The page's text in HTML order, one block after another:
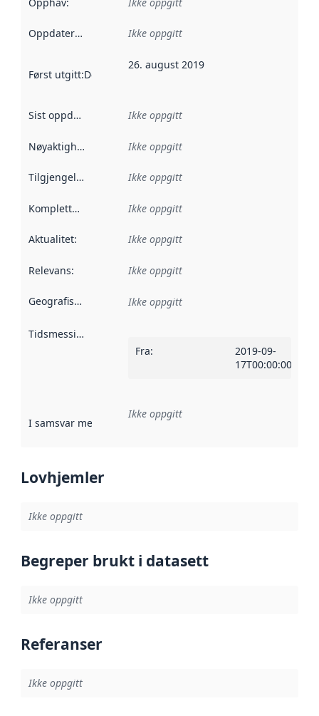
Oppdateringsfrekvens :
Ikke oppgitt
Først utgitt:Denne datoen sier når dataene i dette
26. august 2019
Sist oppdatert Ikke oppgitt
Nøyaktighet Ikke oppgitt
Tilgjengelighet Ikke oppgitt
Kompletthet Ikke oppgitt
Aktualitet: Ikke oppgitt
Relevans: Ikke oppgitt
Geografisk avgrensning :
Ikke oppgitt
Tidsmessig avgrensning
Fra:
2019-09-
17T00:00:00Z
I samsvar med Referanse til en implementasjonsregel
Ikke oppgitt
Lovhjemler
Ikke oppgitt
Begreper brukt i datasett
Ikke oppgitt
Referanser
Ikke oppgitt